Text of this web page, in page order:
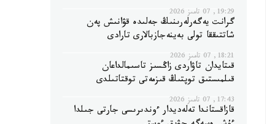
19:29, 07 تامىز 2026
گرانت يەگەرلەرىنىڭ جەلىدە قۋانىش پەن
شاتتىققا تولى بەينەجازبالارى تارادى
18:21, 07 تامىز 2026
قىتايدان تاۋاردى زاڭسىز تاسىمالداعان
قىلمىستىق توپتىڭ قىزمەتى توقتاتىلدى
17:43, 07 تامىز 2026
قازاقستاندا تەلەديدار ءوندىرىسى جارتى جىلدا